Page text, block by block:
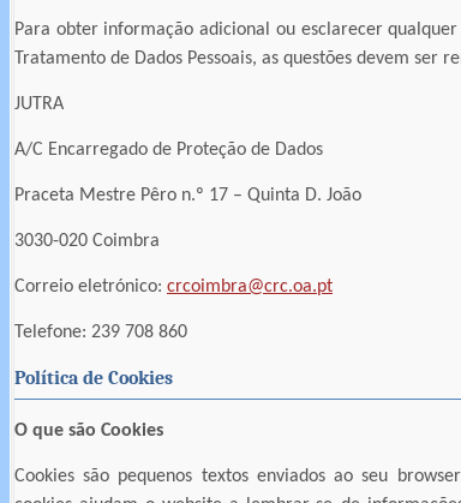
Para obter informação adicional ou esclarecer
Tratamento de Dados Pessoais, as questões devem ser
JUTRA
A/C Encarregado de Proteção de Dados
Praceta Mestre Pêro n.º 17 – Quinta D. João
3030-020 Coimbra
Correio eletrónico: crcoimbra@crc.oa.pt
Telefone: 239 708 860
Política de Cookies
O que são Cookies
Cookies são pequenos textos enviados ao seu